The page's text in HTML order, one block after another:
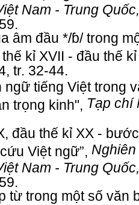
Nam - Trung Quốc,
âm đầu */ɓ/ trong
kỉ XVII - đầu thế
tr. 32-44.
ngữ tiếng Việt trong
trọng kinh", Tạp chí
đầu thế kỉ XX -
Việt ngữ”,
Nam - Trung Quốc,
từ trong một số văn